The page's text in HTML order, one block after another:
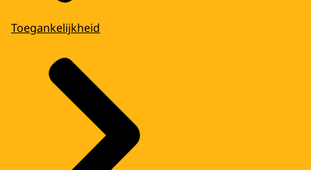
Toegankelijkheid